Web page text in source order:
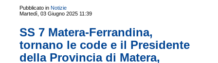
Pubblicato in Notizie
Martedì, 03 Giugno 2025 11:39
SS 7 Matera-Ferrandina,
tornano le code e il Presidente
della Provincia di Matera,